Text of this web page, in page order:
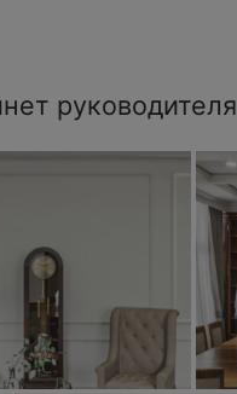
руководителя